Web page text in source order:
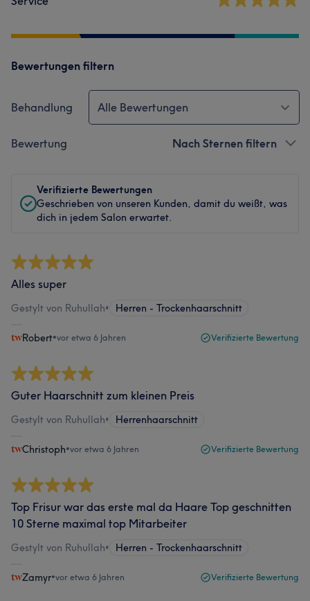
Bewertungen filtern
Behandlung Alle Bewertungen
Bewertung Nach Sternen filtern
Verifizierte Bewertungen
Geschrieben von unseren Kunden, damit du weißt, was
dich in jedem Salon erwartet.
Alles super
Gestylt von Ruhullah• Herren - Trockenhaarschnitt
Robert•vor etwa 6 Jahren Verifizierte Bewertung
Guter Haarschnitt zum kleinen Preis
Gestylt von Ruhullah• Herrenhaarschnitt
Christoph•vor etwa 6 Jahren Verifizierte Bewertung
Top Frisur war das erste mal da Haare Top geschnitten
10 Sterne maximal top Mitarbeiter
Gestylt von Ruhullah• Herren - Trockenhaarschnitt
Zamyr•vor etwa 6 Jahren Verifizierte Bewertung